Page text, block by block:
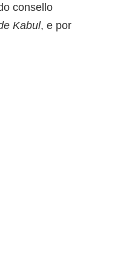
consello
Kabul, e por